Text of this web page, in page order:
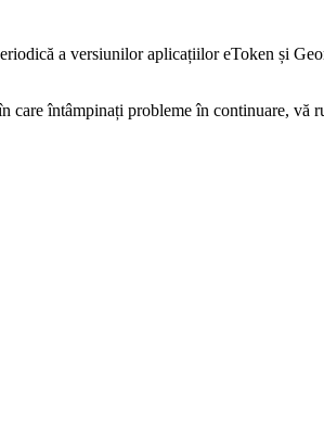
a versiunilor aplicațiilor eToken și
care întâmpinați probleme în continuare, vă